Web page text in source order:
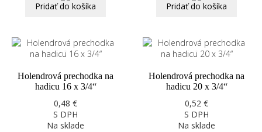
Pridať do košíka Pridať do košíka
Holendrová prechodka na
hadicu 16 x 3/4“
0,48 €
S DPH
Na sklade
Holendrová prechodka na
hadicu 20 x 3/4“
0,52 €
S DPH
Na sklade